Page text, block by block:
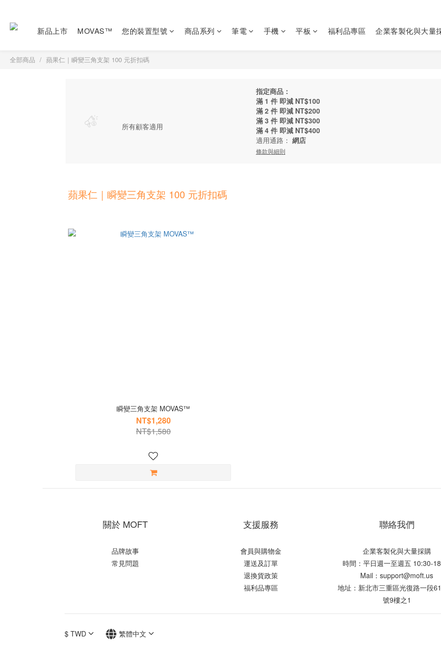
新品上市 MOVAS™ 您的裝置型號 商品系列 筆電 手機 平板 福利品專區 企業客製化與大量
全部商品 蘋果仁｜瞬變三角支架 100 元折扣碼
所有顧客適用
指定商品：
滿 1 件 即減 NT$100
滿 2 件 即減 NT$200
滿 3 件 即減 NT$300
滿 4 件 即減 NT$400
適用通路： 網店
條款與細則
蘋果仁｜瞬變三角支架 100 元折扣碼
瞬變三角支架 MOVAS™
NT$1,280
NT$1,580
關於 MOFT
品牌故事
常見問題
支援服務
會員與購物金
運送及訂單
退換貨政策
福利品專區
聯絡我們
企業客製化與大量採購
時間：平日週一至週五 10:30-
Mail：support@moft.us
地址：新北市三重區光復路一段
號9樓之1
$ TWD 繁體中文